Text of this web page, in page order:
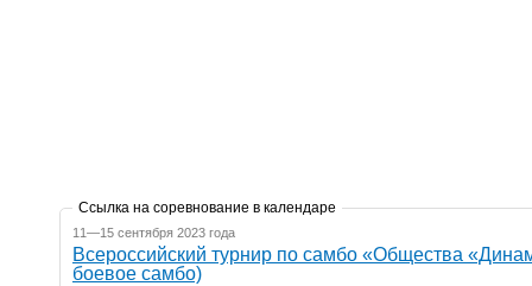
Ссылка на соревнование в календаре
11—15 сентября 2023 года
Всероссийский турнир по самбо «Общества
боевое самбо)